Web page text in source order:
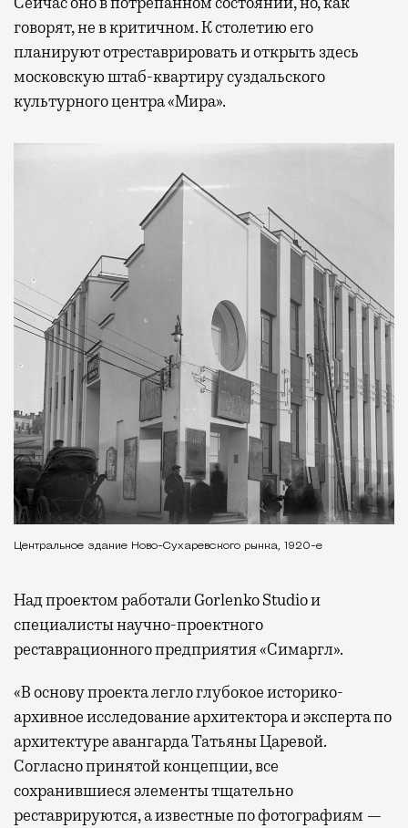
говорят, не в критичном. К столетию его
планируют отреставрировать и открыть здесь
московскую штаб-квартиру суздальского
культурного центра «Мира».
Центральное здание Ново-Сухаревского рынка, 1920-е
Над проектом работали Gorlenko Studio и
специалисты научно-проектного
реставрационного предприятия «Симаргл».
«В основу проекта легло глубокое историко-
архивное исследование архитектора и эксперта по
архитектуре авангарда Татьяны Царевой.
Согласно принятой концепции, все
сохранившиеся элементы тщательно
реставрируются, а известные по фотографиям —